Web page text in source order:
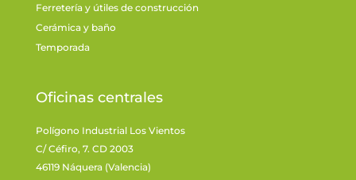
Ferretería y útiles de construcción
Cerámica y baño
Temporada
Oficinas centrales
Polígono Industrial Los Vientos
C/ Céfiro, 7. CD 2003
46119 Náquera (Valencia)